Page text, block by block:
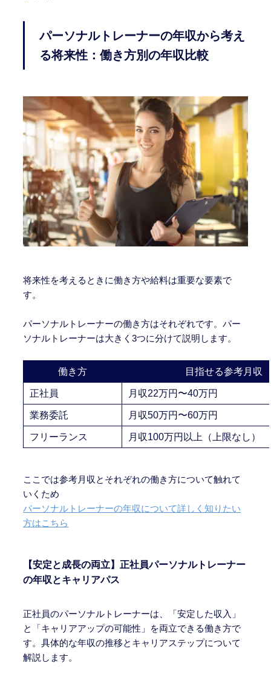
パーソナルトレーナーの年収から考え
る将来性：働き方別の年収比較
将来性を考えるときに働き方や給料は重要な要素で
す。
パーソナルトレーナーの働き方はそれぞれです。パー
ソナルトレーナーは大きく3つに分けて説明します。
働き方 目指せる参考月収
正社員 月収22万円〜40万円
業務委託 月収50万円〜60万円
フリーランス 月収100万円以上（上限なし）
ここでは参考月収とそれぞれの働き方について触れて
いくため
パーソナルトレーナーの年収について詳しく知りたい
方はこちら
【安定と成長の両立】正社員パーソナルトレーナー
の年収とキャリアパス
正社員のパーソナルトレーナーは、「安定した収入」
と「キャリアアップの可能性」を両立できる働き方で
す。具体的な年収の推移とキャリアステップについて
解説します。